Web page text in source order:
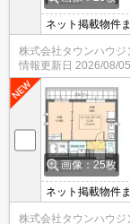
ネット掲載物件
ウジング】にお
は事前にご相談
株式会社タウンハウ
情報更新日 2026/08/05
画像：25枚
ネット掲載物件
ウジング】にお
は事前にご相談
株式会社タウンハウジ